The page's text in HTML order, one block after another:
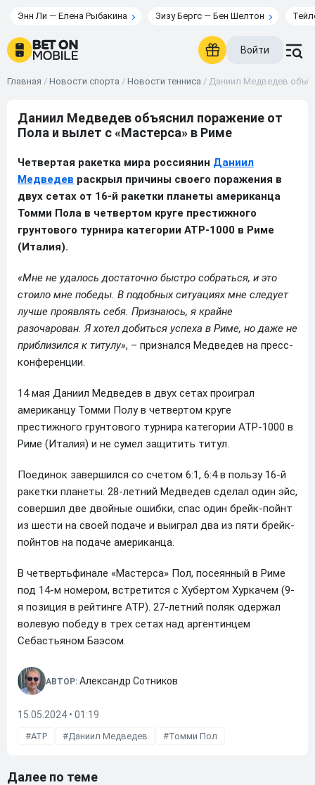
Энн Ли — Елена Рыбакина Зизу Бергс — Бен Шелтон
Войти
Главная / Новости спорта / Новости тенниса / Даниил Медведев
Даниил Медведев объяснил поражение от
Пола и вылет с «Мастерса» в Риме
Четвертая ракетка мира россиянин Даниил
Медведев раскрыл причины своего поражения в
двух сетах от 16-й ракетки планеты американца
Томми Пола в четвертом круге престижного
грунтового турнира категории ATP-1000 в Риме
(Италия).
«Мне не удалось достаточно быстро собраться, и это
стоило мне победы. В подобных ситуациях мне следует
лучше проявлять себя. Признаюсь, я крайне
разочарован. Я хотел добиться успеха в Риме, но даже не
приблизился к титулу», – признался Медведев на пресс-
конференции.
14 мая Даниил Медведев в двух сетах проиграл
американцу Томми Полу в четвертом круге
престижного грунтового турнира категории ATP-1000 в
Риме (Италия) и не сумел защитить титул.
Поединок завершился со счетом 6:1, 6:4 в пользу 16-й
ракетки планеты. 28-летний Медведев сделал один эйс,
совершил две двойные ошибки, спас один брейк-пойнт
из шести на своей подаче и выиграл два из пяти брейк-
пойнтов на подаче американца.
В четвертьфинале «Мастерса» Пол, посеянный в Риме
под 14-м номером, встретится с Хубертом Хуркачем (9-
я позиция в рейтинге ATP). 27-летний поляк одержал
волевую победу в трех сетах над аргентинцем
Себастьяном Баэсом.
АВТОР: Александр Сотников
15.05.2024 • 01:19
ATP Даниил Медведев Томми Пол
Далее по теме